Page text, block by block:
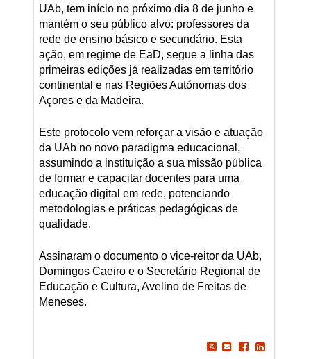
UAb, tem início no próximo dia 8 de junho e
mantém o seu público alvo: professores da
rede de ensino básico e secundário. Esta
ação, em regime de EaD, segue a linha das
primeiras edições já realizadas em território
continental e nas Regiões Autónomas dos
Açores e da Madeira.
Este protocolo vem reforçar a visão e atuação
da UAb no novo paradigma educacional,
assumindo a instituição a sua missão pública
de formar e capacitar docentes para uma
educação digital em rede, potenciando
metodologias e práticas pedagógicas de
qualidade.
Assinaram o documento o vice-reitor da UAb,
Domingos Caeiro e o Secretário Regional de
Educação e Cultura, Avelino de Freitas de
Meneses.